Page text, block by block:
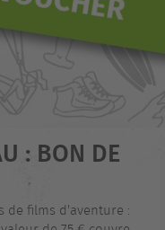
: BON DE
de films d'aventure :